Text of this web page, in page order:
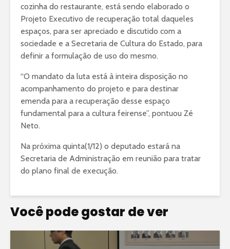
cozinha do restaurante, está sendo elaborado o
Projeto Executivo de recuperação total daqueles
espaços, para ser apreciado e discutido com a
sociedade e a Secretaria de Cultura do Estado, para
definir a formulação de uso do mesmo.
“O mandato da luta está à inteira disposição no
acompanhamento do projeto e para destinar
emenda para a recuperação desse espaço
fundamental para a cultura feirense”, pontuou Zé
Neto.
Na próxima quinta(1/12) o deputado estará na
Secretaria de Administração em reunião para tratar
do plano final de execução.
Você pode gostar de ver